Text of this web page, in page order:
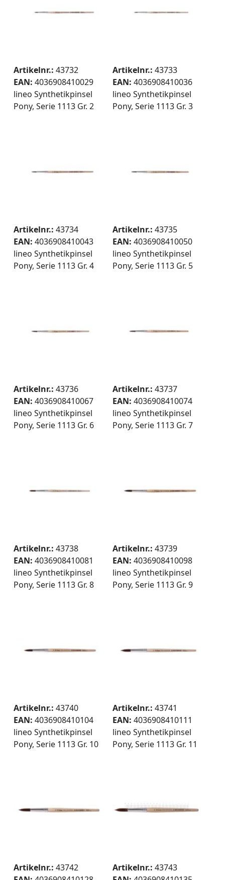
Artikelnr.: 43732
EAN: 4036908410029
lineo Synthetikpinsel
Pony, Serie 1113 Gr. 2
Artikelnr.: 43733
EAN: 4036908410036
lineo Synthetikpinsel
Pony, Serie 1113 Gr. 3
Artikelnr.: 43734
EAN: 4036908410043
lineo Synthetikpinsel
Pony, Serie 1113 Gr. 4
Artikelnr.: 43735
EAN: 4036908410050
lineo Synthetikpinsel
Pony, Serie 1113 Gr. 5
Artikelnr.: 43736
EAN: 4036908410067
lineo Synthetikpinsel
Pony, Serie 1113 Gr. 6
Artikelnr.: 43737
EAN: 4036908410074
lineo Synthetikpinsel
Pony, Serie 1113 Gr. 7
Artikelnr.: 43738
EAN: 4036908410081
lineo Synthetikpinsel
Pony, Serie 1113 Gr. 8
Artikelnr.: 43739
EAN: 4036908410098
lineo Synthetikpinsel
Pony, Serie 1113 Gr. 9
Artikelnr.: 43740
EAN: 4036908410104
lineo Synthetikpinsel
Pony, Serie 1113 Gr. 10
Artikelnr.: 43741
EAN: 4036908410111
lineo Synthetikpinsel
Pony, Serie 1113 Gr. 11
Artikelnr.: 43742
Artikelnr.: 43743